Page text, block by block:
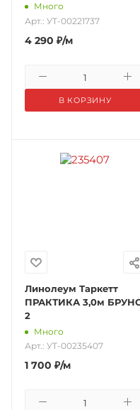
Много
Арт.: УТ-00221737
4 290 ₽/м
В КОРЗИНУ
Линолеум Таркетт
ПРАКТИКА 3,0м БРУНО
2
Много
Арт.: УТ-00235407
1 700 ₽/м